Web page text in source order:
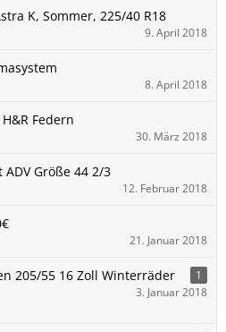
K, Sommer, 225/40 R18
9. April 2018
8. April 2018
Federn
30. März 2018
Größe 44 2/3
12. Februar 2018
21. Januar 2018
205/55 16 Zoll Winterräder
1
3. Januar 2018